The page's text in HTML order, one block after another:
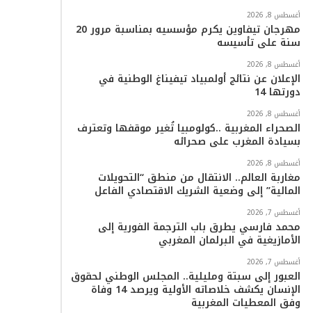
ا
أغسطس 8, 2026
مهرجان تيفاوين يكرم مؤسسيه بمناسبة مرور 20
سنة على تأسيسه
أغسطس 8, 2026
الإعلان عن نتائج أولمبياد تيفيناغ الوطنية في
دورتها 14
أغسطس 8, 2026
الصحراء المغربية ..كولومبيا تُغير موقفها وتعترف
بسيادة المغرب على صحرائه
أغسطس 8, 2026
مغاربة العالم.. الانتقال من منطق “التحويلات
المالية” إلى وضعية الشريك الاقتصادي الفاعل
أغسطس 7, 2026
محمد فارسي يطرق باب الترجمة الفورية إلى
الأمازيغية في البرلمان المغربي
أغسطس 7, 2026
العبور إلى سبتة ومليلية.. المجلس الوطني لحقوق
الإنسان يكشف خلاصاته الأولية ويرصد 14 وفاة
وفق المعطيات المغربية